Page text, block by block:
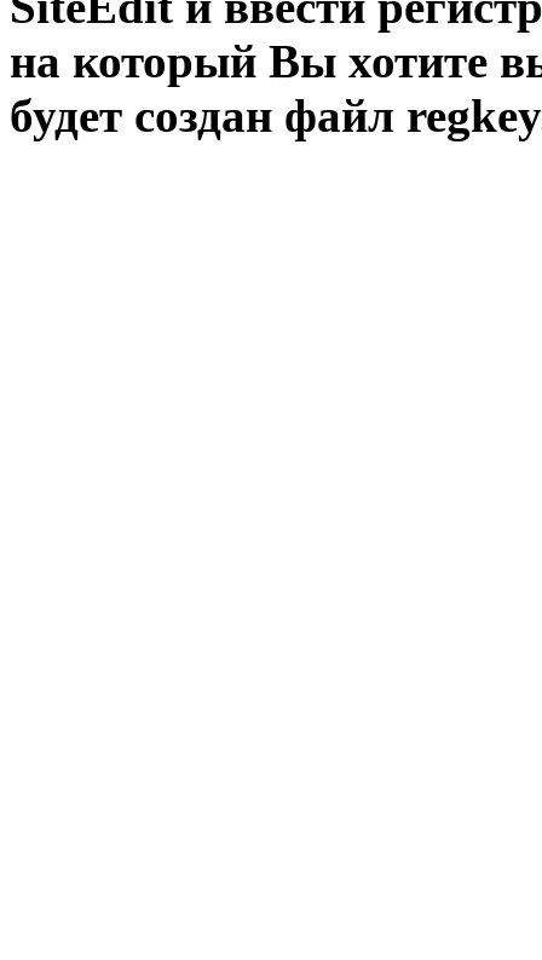
на который Вы хотите
будет создан файл